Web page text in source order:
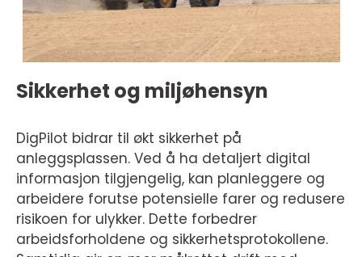
Sikkerhet og miljøhensyn
DigPilot bidrar til økt sikkerhet på
anleggsplassen. Ved å ha detaljert digital
informasjon tilgjengelig, kan planleggere og
arbeidere forutse potensielle farer og redusere
risikoen for ulykker. Dette forbedrer
arbeidsforholdene og sikkerhetsprotokollene.